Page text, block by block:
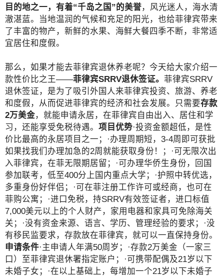
目的地之一，有着“千岛之国”的美誉，风光迷人，海水清
澈湛蓝。当地温润的气候和充足的阳光，也给菲律宾带来
了丰富的物产，新鲜的水果、海鲜大餐四季不断，非常适
宜居住和度假。
那么，如果才能去菲律宾退休养老呢？今天给大家介绍一
款性价比之王——菲律宾SRRV退休签证。 菲律宾SRRV
退休签证，是为了吸引外国人来菲律宾投资、旅游、养老
和度假，从而促进菲律宾的经济和社会发展。只需要存款
2万美金，就能申请永居，在菲律宾自由出入、居住和学
习，还能享受免税待遇。 项目优势·投资金额超低，是性
价比最高的永居项目之一；·办理周期短，3-4周即可获批
如果找我们办理加急的2周就能获取身份！；·可无限次出
入菲律宾，在菲无限期居留；·可办理华侨生身份，回国
参加联考，低至400分上国内重点大学；·护照中转优选，
多重身份好伴侣；·可在菲注册工作许可或经商，也可在
菲购公寓；·进口免税，持SRRV有效签证者，进口标值
7,000美元以上的个人财产，家用电器和家具可免除海关
关；·没有资金来源、语言、学历、管理经验的要求；·没
有移民监要求，存款放在菲律宾，就可以一直保持身份。
申请条件·主申请人年满50周岁；·存款2万美金（一家三
口）至菲律宾退休署指定账户；·可携带配偶及21岁以下
未婚子女；·在以上基础上，每增加一个21岁以下未婚子